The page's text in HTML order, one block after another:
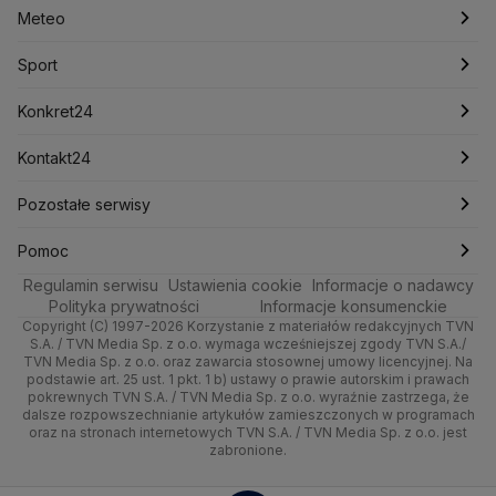
Lotnisko Chopina
Mariusz Błaszczak
Mark Zuckerberg
Ministerstwo Aktywów Państwowych
Ministerstwo Infrastruktury
Ministerstwo Rolnictwa
Ministerstwo Rozwoju i Technologii
Ministerstwo Sportu i Turystyki
Ministerstwo Cyfryzacji
Ministerstwo Edukacji Narodowej
Ministerstwo Finansów
Ministerstwo Klimatu i Środowiska
Ministerstwo Nauki i Szkolnictwa Wyższego
Meteo
Sport
Zdrowie
Technologia
Quizy
Tematy
Artykuły
Newslettery
Fakty o Świecie
Ludzie Faktów
Łódź
Katowice
Kraków
Poznań
Trójmiasto
Kielce
Kujawsko-pomorskie
Lublin
Lubuskie
Najnowsze
Notowania
Pieniądze
Nieruchomości
Rynki
Dla firm
Handel
Ze świata
Tech
Moto
Meteo
Pogoda godzinowa
Pogoda długoterminowa
Pogoda na jutro
Pogoda na weekend
Najnowsze
Polska
Prognoza
Świat
Nauka
Sport
Piłka Nożna
Tenis
Kolarstwo
Skoki Narciarskie
Sporty zimowe
Lekkoatletyka
Siatkówka
F1
Konkret24
Najnowsze
Polska
Świat
Polityka
Zdrowie
Tech
Nauka
Kontakt24
Najnowsze
Gorące Tematy
Wyślij zgłoszenie
Pozostałe serwisy
TVN
Dzień Dobry TVN
Uwaga TVN
HGTV
TVN Turbo
Pomoc
Centrum pomocy
Test zgodności
Oglądaj na TV
Zrealizuj voucher
Regulamin serwisu Ustawienia cookie
Informacje o nadawcy
Polityka prywatności
Informacje konsumenckie
Copyright (C) 1997-2026 Korzystanie z materiałów redakcyjnych TVN
S.A. / TVN Media Sp. z o.o. wymaga wcześniejszej zgody TVN S.A./
TVN Media Sp. z o.o. oraz zawarcia stosownej umowy licencyjnej. Na
podstawie art. 25 ust. 1 pkt. 1 b) ustawy o prawie autorskim i prawach
pokrewnych TVN S.A. / TVN Media Sp. z o.o. wyraźnie zastrzega, że
dalsze rozpowszechnianie artykułów zamieszczonych w programach
oraz na stronach internetowych TVN S.A. / TVN Media Sp. z o.o. jest
zabronione.